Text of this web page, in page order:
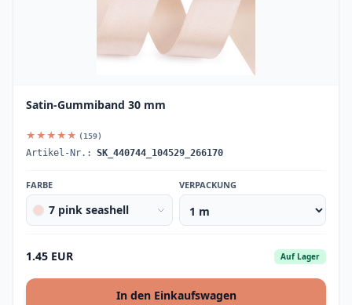
Satin-Gummiband 30 mm
★★★★★ (159)
Artikel-Nr.: SK_440744_104529_266170
FARBE
7 pink seashell
VERPACKUNG
1.45 EUR Auf Lager
In den Einkaufswagen